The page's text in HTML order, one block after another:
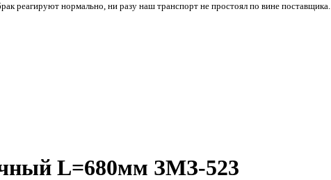
реагируют нормально, ни разу наш транспорт не простоял по вине поставщика.
L=680мм ЗМЗ-523